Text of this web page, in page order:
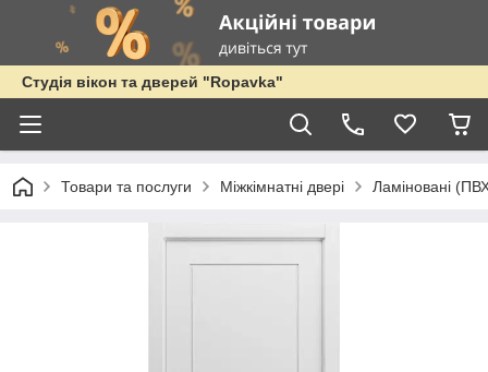
Студія вікон та дверей "Ropavka"
Товари та послуги Міжкімнатні двері Ламіновані